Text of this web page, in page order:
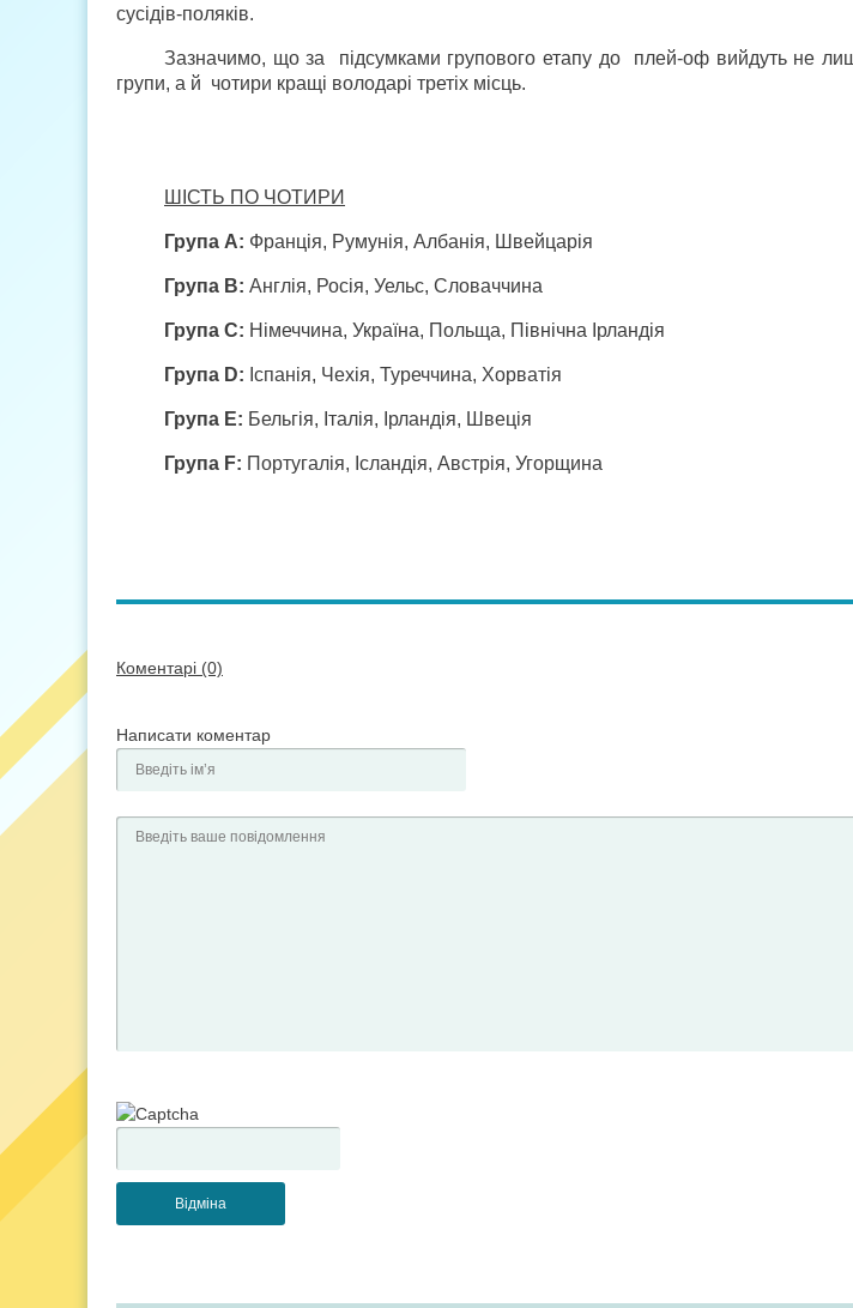
сусідів-поляків.
Зазначимо, що за підсумками групового етапу до плей-оф вийдуть не
групи, а й чотири кращі володарі третіх місць.
ШІСТЬ ПО ЧОТИРИ
Група A: Франція, Румунія, Албанія, Швейцарія
Група B: Англія, Росія, Уельс, Словаччина
Група C: Німеччина, Україна, Польща, Північна Ірландія
Група D: Іспанія, Чехія, Туреччина, Хорватія
Група E: Бельгія, Італія, Ірландія, Швеція
Група F: Португалія, Ісландія, Австрія, Угорщина
Коментарі (0)
Написати коментар